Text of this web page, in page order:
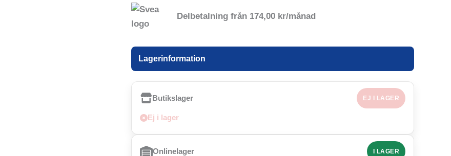
Delbetalning från 174,00 kr/månad
Lagerinformation
Butikslager EJ I LAGER
Ej i lager
Onlinelager I LAGER